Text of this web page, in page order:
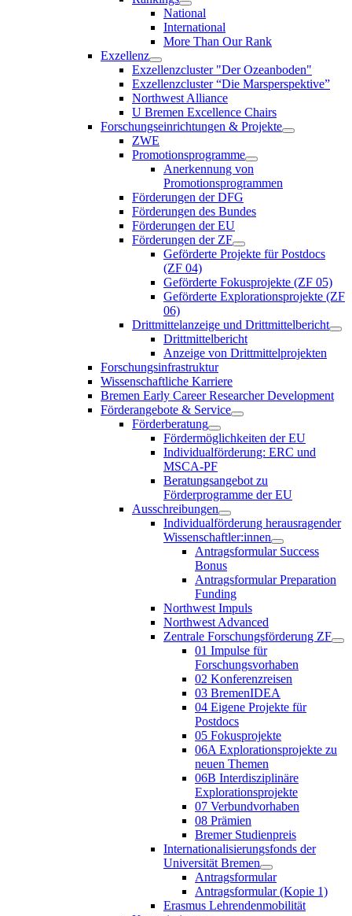
National
International
More Than Our Rank
Exzellenz
Exzellenzcluster "Der Ozeanboden"
Exzellenzcluster “Die Marsperspektive”
Northwest Alliance
U Bremen Excellence Chairs
Forschungseinrichtungen & Projekte
ZWE
Promotionsprogramme
Anerkennung von
Promotionsprogrammen
Förderungen der DFG
Förderungen des Bundes
Förderungen der EU
Förderungen der ZF
Geförderte Projekte für Postdocs
(ZF 04)
Geförderte Fokusprojekte (ZF 05)
Geförderte Explorationsprojekte (ZF
06)
Drittmittelanzeige und Drittmittelbericht
Drittmittelbericht
Anzeige von Drittmittelprojekten
Forschungsinfrastruktur
Wissenschaftliche Karriere
Bremen Early Career Researcher Development
Förderangebote & Service
Förderberatung
Fördermöglichkeiten der EU
Individualförderung: ERC und
MSCA-PF
Beratungsangebot zu
Förderprogramme der EU
Ausschreibungen
Individualförderung herausragender
Wissenschaftler:innen
Antragsformular Success
Bonus
Antragsformular Preparation
Funding
Northwest Impuls
Northwest Advanced
Zentrale Forschungsförderung ZF
01 Impulse für
Forschungsvorhaben
02 Konferenzreisen
03 BremenIDEA
04 Eigene Projekte für
Postdocs
05 Fokusprojekte
06A Explorationsprojekte zu
neuen Themen
06B Interdisziplinäre
Explorationsprojekte
07 Verbundvorhaben
08 Prämien
Bremer Studienpreis
Internationalisierungsfonds der
Universität Bremen
Antragsformular
Antragsformular (Kopie 1)
Erasmus Lehrendenmobilität